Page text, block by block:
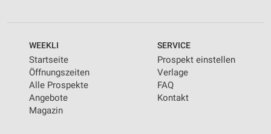
WEEKLI
Startseite
Öffnungszeiten
Alle Prospekte
Angebote
Magazin
SERVICE
Prospekt einstellen
Verlage
FAQ
Kontakt